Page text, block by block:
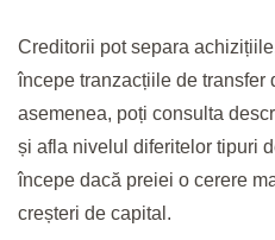
Creditorii pot separa
începe tranzacțiile de transfer
asemenea, poți consulta
și afla nivelul diferitelor tipuri
începe dacă preiei o cerere
creșteri de capital.